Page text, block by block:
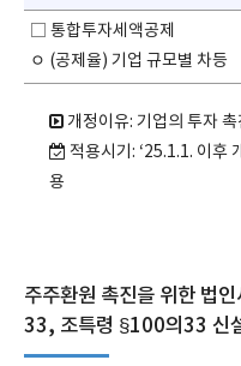
□ 통합투자세액공제
ㅇ (공제율) 기업 규모별 차등
개정이유: 기업의 투자 촉
적용시기: ‘25.1.1. 이후
용
주주환원 촉진을 위한 법
33, 조특령 §100의33 신